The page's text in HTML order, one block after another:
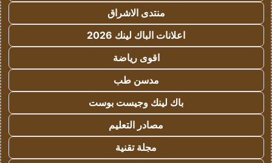
منتدى الاشراق
اعلانات الباك لينك 2026
اقوى رياضة
مدسن طب
باك لينك وجيست بوست
مصادر التعليم
مجلة تقنية